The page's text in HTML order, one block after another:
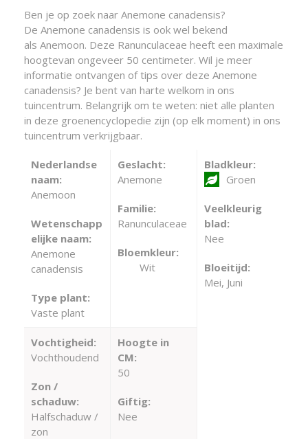
Ben je op zoek naar Anemone canadensis?
De Anemone canadensis is ook wel bekend
als Anemoon. Deze Ranunculaceae heeft een maximale
hoogtevan ongeveer 50 centimeter. Wil je meer
informatie ontvangen of tips over deze Anemone
canadensis? Je bent van harte welkom in ons
tuincentrum. Belangrijk om te weten: niet alle planten
in deze groenencyclopedie zijn (op elk moment) in ons
tuincentrum verkrijgbaar.
Nederlandse
naam:
Anemoon
Wetenschapp
elijke naam:
Anemone
canadensis
Type plant:
Vaste plant
Geslacht:
Anemone
Familie:
Ranunculaceae
Bloemkleur:
Wit
Bladkleur:
Groen
Veelkleurig
blad:
Nee
Bloeitijd:
Mei, Juni
Vochtigheid:
Vochthoudend
Zon /
schaduw:
Halfschaduw /
zon
Hoogte in
CM:
50
Giftig:
Nee